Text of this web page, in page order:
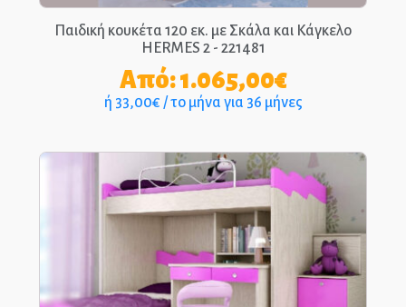
Παιδική κουκέτα 120 εκ. με Σκάλα και Κάγκελο
HERMES 2 - 221481
Από:1.065,00€
ή 33,00€ / το μήνα για 36 μήνες